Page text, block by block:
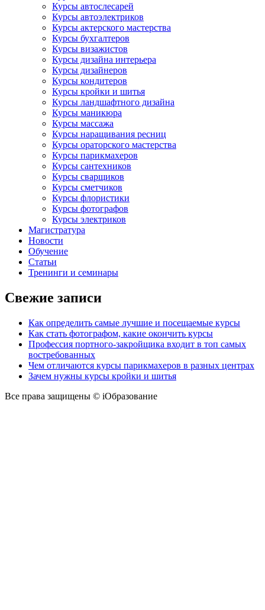
Курсы автослесарей
Курсы автоэлектриков
Курсы актерского мастерства
Курсы бухгалтеров
Курсы визажистов
Курсы дизайна интерьера
Курсы дизайнеров
Курсы кондитеров
Курсы кройки и шитья
Курсы ландшафтного дизайна
Курсы маникюра
Курсы массажа
Курсы наращивания ресниц
Курсы ораторского мастерства
Курсы парикмахеров
Курсы сантехников
Курсы сварщиков
Курсы сметчиков
Курсы флористики
Курсы фотографов
Курсы электриков
Магистратура
Новости
Обучение
Статьи
Тренинги и семинары
Свежие записи
Как определить самые лучшие и посещаемые курсы
Как стать фотографом, какие окончить курсы
Профессия портного-закройщика входит в топ самых
востребованных
Чем отличаются курсы парикмахеров в разных центрах
Зачем нужны курсы кройки и шитья
Все права защищены © iОбразование